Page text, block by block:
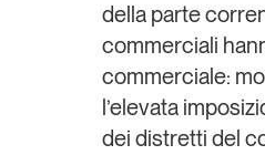
della parte
commerciali
commerciale:
l’elevata
dei distretti del